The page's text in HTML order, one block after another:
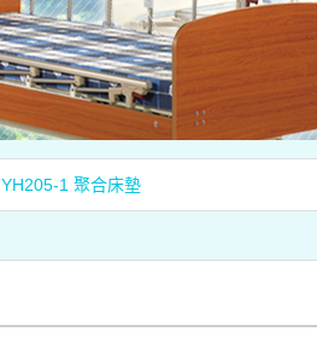
YH205-1 聚合床墊